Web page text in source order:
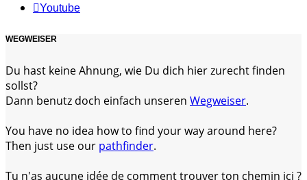
Youtube
WEGWEISER
Du hast keine Ahnung, wie Du dich hier zurecht finden
sollst?
Dann benutz doch einfach unseren Wegweiser.
You have no idea how to find your way around here?
Then just use our pathfinder.
Tu n'as aucune idée de comment trouver ton chemin ici ?